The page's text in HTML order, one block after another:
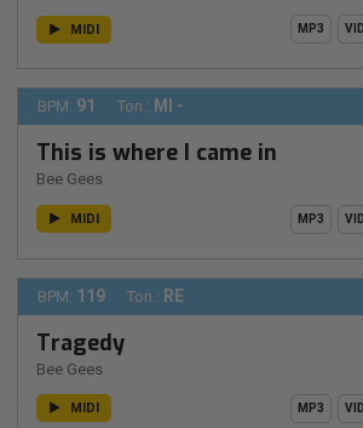
MIDI MP3
BPM: 91 Ton.: MI -
This is where I came in
Bee Gees
MIDI MP3
BPM: 119 Ton.: RE
Tragedy
Bee Gees
MIDI MP3